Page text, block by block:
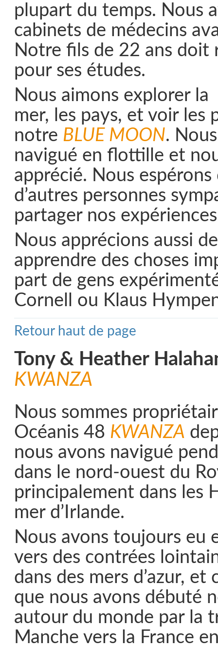
plupart du temps. Nous
cabinets de médecins
Notre fils de 22 ans doit
pour ses études.
Nous aimons explorer la
mer, les pays, et voir les
notre BLUE MOON.
navigué en flottille et
apprécié. Nous
d’autres personnes
partager nos
Nous apprécions aussi
apprendre des choses
part de gens
Cornell ou Klaus
Retour haut de page
Tony & Heather
KWANZA
Nous sommes
Océanis 48 KWANZA
nous avons navigué
dans le nord-ouest du
principalement dans les
mer d’Irlande.
Nous avons toujours eu
vers des contrées
dans des mers d’azur, et
que nous avons débuté
autour du monde par la
Manche vers la France